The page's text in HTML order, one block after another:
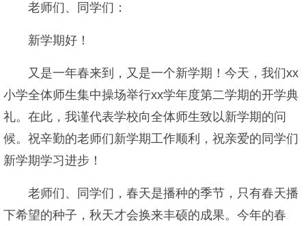
老师们、同学们：
新学期好！
又是一年春来到，又是一个新学期！今天，我们xx
小学全体师生集中操场举行xx学年度第二学期的开学典
礼。在此，我谨代表学校向全体师生致以新学期的问
候。祝辛勤的老师们新学期工作顺利，祝亲爱的同学们
新学期学习进步！
老师们、同学们，春天是播种的季节，只有春天播
下希望的种子，秋天才会换来丰硕的成果。今年的春